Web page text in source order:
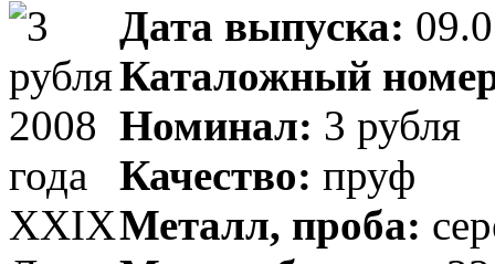
Дата выпуска:
Каталожный
Номинал: 3 рубля
Качество: пруф
Металл, проба: